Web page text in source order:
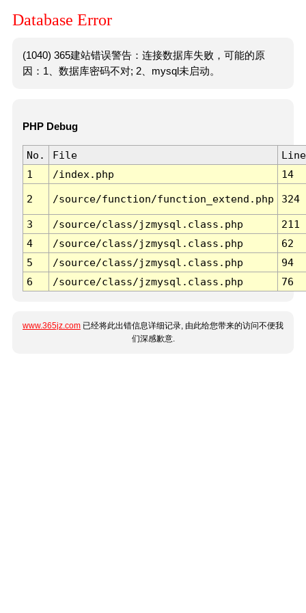
Database Error
(1040) 365建站错误警告：连接数据库失败，可能的原
因：1、数据库密码不对; 2、mysql未启动。
PHP Debug
No. File
Line
1
/index.php 14
2 /source/function/function_extend.php 324
3 /source/class/jzmysql.class.php
211
4
/source/class/jzmysql.class.php
62
5
/source/class/jzmysql.class.php
94
6
/source/class/jzmysql.class.php 76
www.365jz.com 已经将此出错信息详细记录, 由此给您带来的访问不便我
们深感歉意.